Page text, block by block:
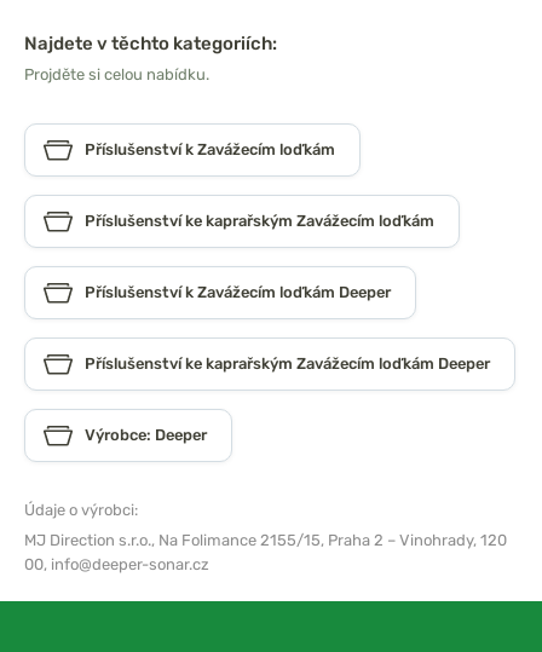
Najdete v těchto kategoriích:
Projděte si celou nabídku.
Příslušenství k Zavážecím loďkám
Příslušenství ke kaprařským Zavážecím loďkám
Příslušenství k Zavážecím loďkám Deeper
Příslušenství ke kaprařským Zavážecím loďkám Deeper
Výrobce: Deeper
Údaje o výrobci:
MJ Direction s.r.o., Na Folimance 2155/15, Praha 2 – Vinohrady, 120
00, info@deeper-sonar.cz